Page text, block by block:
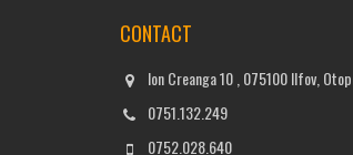
CONTACT
Ion Creanga 10 , 075100 Ilfov,
0751.132.249
0752.028.640